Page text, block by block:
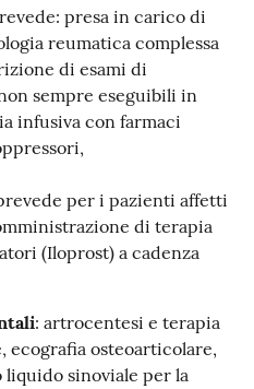
presa in carico di
reumatica complessa
di esami di
sempre eseguibili in
infusiva con farmaci
per i pazienti affetti
di terapia
(Iloprost) a cadenza
: artrocentesi e terapia
osteoarticolare,
liquido sinoviale per la